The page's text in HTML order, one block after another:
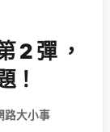
2 彈 ，
！
路大小事